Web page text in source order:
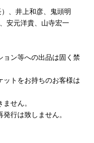
、井上和彦、鬼頭明
安元洋貴、山寺宏一
ョン等への出品は固く禁
ットをお持ちのお客様は
せん。
行は致しません。